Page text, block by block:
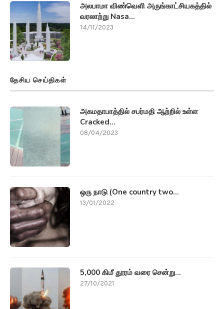
அலபாமா விண்வெளி அருங்காட்சியகத்தில்
வரலாற்று Nasa...
14/11/2023
தேசிய செய்திகள்
அகமதாபாத்தில் சபர்மதி ஆற்றில் உள்ள
Cracked...
08/04/2023
ஒரு நாடு (One country two...
13/01/2022
5,000 கிமீ தூரம் வரை சென்று...
27/10/2021